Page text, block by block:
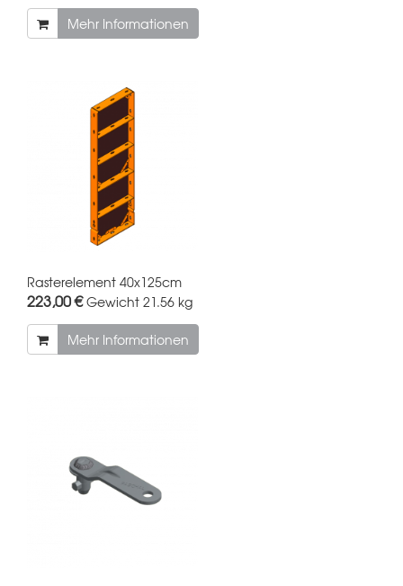
Mehr Informationen
Rasterelement 40x125cm
223,00 €Gewicht 21.56 kg
Mehr Informationen